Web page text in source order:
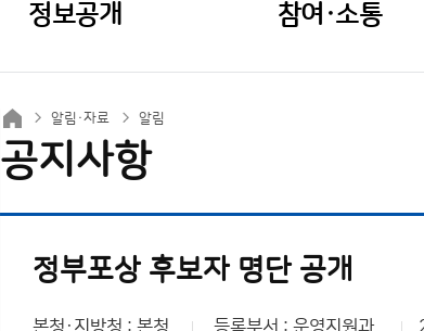
정보공개 참여·소통
알림·자료 알림
공지사항
정부포상 후보자 명단 공개
본청·지방청 : 본청 등록부서 : 운영지원과